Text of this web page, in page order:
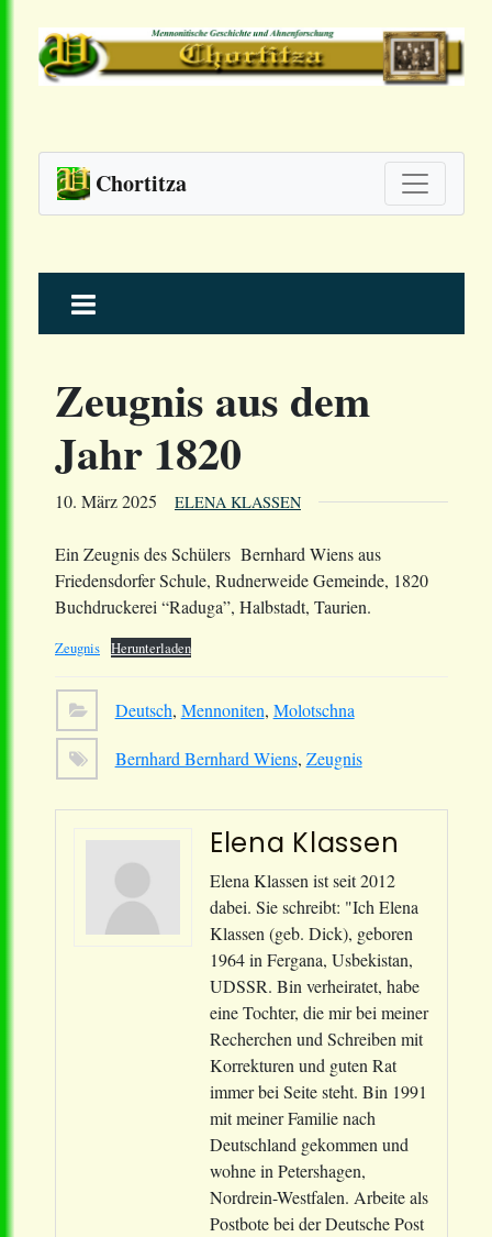
Chortitza
to
Zeugnis aus dem
Jahr 1820
10. März 2025 ELENA KLASSEN
Ein Zeugnis des Schülers Bernhard Wiens aus
Friedensdorfer Schule, Rudnerweide Gemeinde, 1820
Buchdruckerei “Raduga”, Halbstadt, Taurien.
Zeugnis Herunterladen
Deutsch, Mennoniten, Molotschna
Bernhard Bernhard Wiens, Zeugnis
Elena Klassen
Elena Klassen ist seit 2012
dabei. Sie schreibt: "Ich Elena
Klassen (geb. Dick), geboren
1964 in Fergana, Usbekistan,
UDSSR. Bin verheiratet, habe
eine Tochter, die mir bei meiner
Recherchen und Schreiben mit
Korrekturen und guten Rat
immer bei Seite steht. Bin 1991
mit meiner Familie nach
Deutschland gekommen und
wohne in Petershagen,
Nordrein-Westfalen. Arbeite als
Postbote bei der Deutsche Post